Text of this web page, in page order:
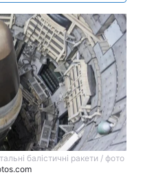
балістичні ракети / фото